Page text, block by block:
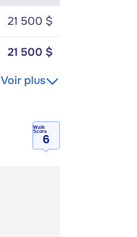
21 500 $
21 500 $
Voir plus
Walk
Score
6